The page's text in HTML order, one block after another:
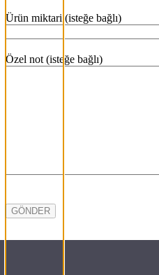
Ürün miktari (isteğe bağlı)
Özel not (isteğe bağlı)